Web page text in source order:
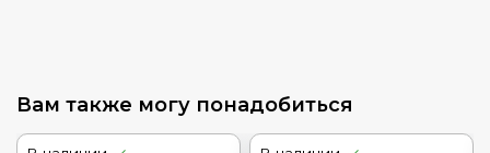
Вам также могу понадобиться